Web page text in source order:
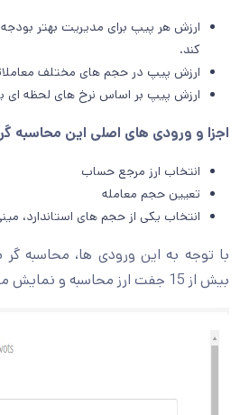
ارزش هر پیپ برای مدیریت بهتر
کند.
ارزش پیپ در حجم های مختلف
ارزش پیپ بر اساس نرخ های لحظه ای
اجزا و ورودی های اصلی این محاسبه گر
انتخاب ارز مرجع حساب
تعیین حجم معامله
انتخاب یکی از حجم های استاندارد،
با توجه به این ورودی ها، محاسبه
بیش از 15 جفت ارز محاسبه و نمایش می دهد.